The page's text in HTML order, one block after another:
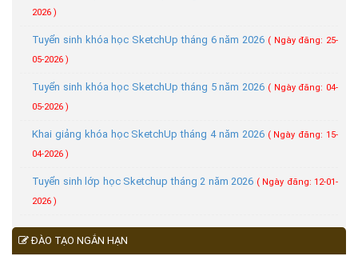
2026 )
Tuyển sinh khóa học SketchUp tháng 6 năm 2026 ( Ngày đăng: 25-
05-2026 )
Tuyển sinh khóa học SketchUp tháng 5 năm 2026 ( Ngày đăng: 04-
05-2026 )
Khai giảng khóa học SketchUp tháng 4 năm 2026 ( Ngày đăng: 15-
04-2026 )
Tuyển sinh lớp học Sketchup tháng 2 năm 2026 ( Ngày đăng: 12-01-
2026 )
ĐÀO TẠO NGẮN HẠN